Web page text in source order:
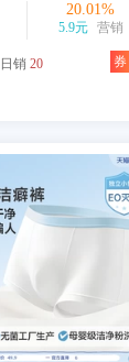
20.01%
5.9元 营销
日销 20 券